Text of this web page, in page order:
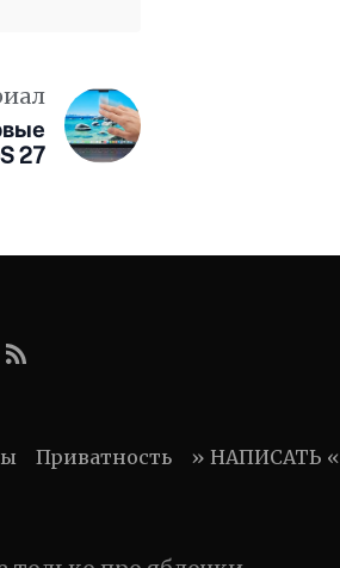
27
Приватность » НАПИСАТЬ «